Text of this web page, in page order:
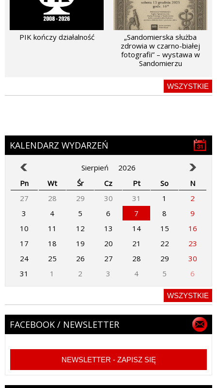
PIK kończy działalność
„Sandomierska służba
zdrowia w czarno-białej
fotografii” – wystawa w
Sandomierzu
WSZYSTKIE
KALENDARZ WYDARZEŃ
Sierpień
2026
Pn
Wt Śr Cz Pt So
N
27
28 29 30 31 1
2
3
4 5 6 7 8
9
10
11 12 13 14 15
16
17
18 19 20 21 22
23
24
25 26 27 28 29
30
31
1 2 3 4 5 6
WSZYSTKIE
FACEBOOK / NEWSLETTER
NEWSLETTER - ZAPISZ SIĘ